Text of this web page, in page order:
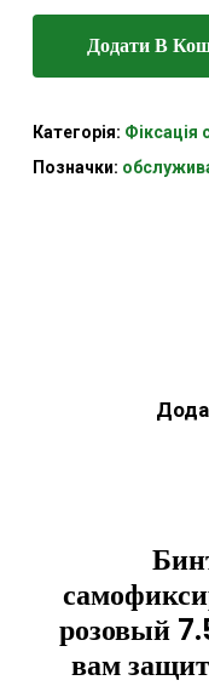
Додати В
Категорія: Фіксація
Позначки:
розовый
вам